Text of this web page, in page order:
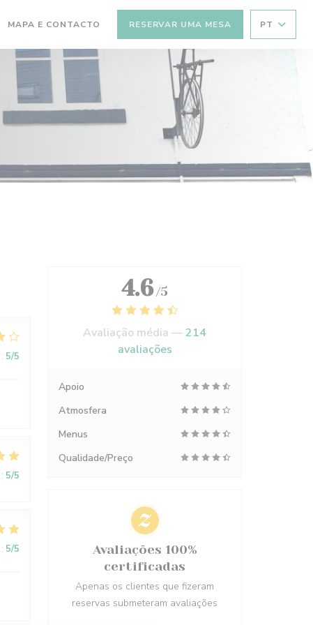
MAPA E CONTACTO RESERVAR UMA MESA PT
: 5/5
: 5/5
: 5/5
4.6 /5
Avaliação média —214
avaliações
Apoio
Atmosfera
Menus
Qualidade/Preço
Avaliações 100%
certificadas
Apenas os clientes que fizeram
reservas submeteram avaliações